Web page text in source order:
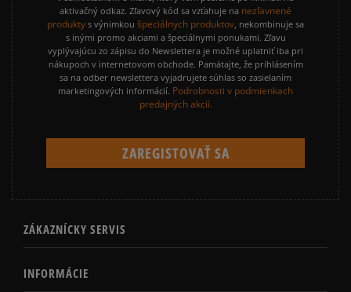
aktivačný odkaz. Zľavový kód sa vzťahuje na nezľavnené
produkty s výnimkou špeciálnych produktov, nekombinuje sa
s inými promo akciami a špeciálnymi ponukami. Zľavu
vyplývajúcu zo zápisu do Newslettera je možné uplatniť iba pri
nákupoch v internetovom obchode. Pamätajte, že prihlásením
sa na odber newslettera vyjadrujete súhlas so zasielaním
marketingových informácií. Podrobnosti v podmienkach
predajných akcií.
ZÁKAZNÍCKY SERVIS
INFORMÁCIE